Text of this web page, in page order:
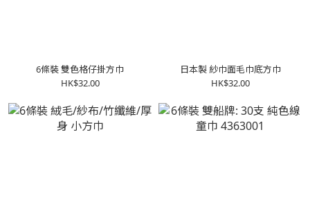
6條裝 雙色格仔掛方巾
HK$32.00
日本製 紗巾面毛巾底方巾
HK$32.00